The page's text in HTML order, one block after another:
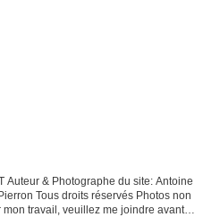
Auteur & Photographe du site: Antoine
Tous droits réservés Photos non
travail, veuillez me joindre avant